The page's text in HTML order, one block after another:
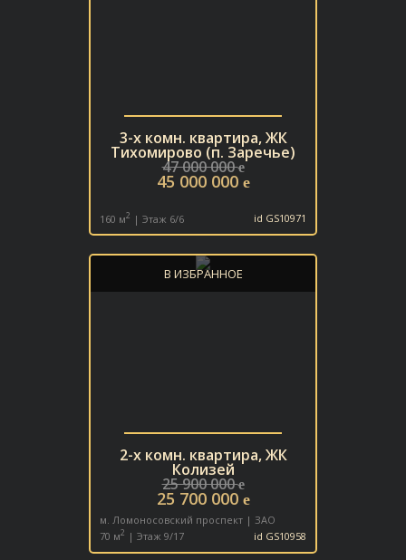
3-х комн. квартира, ЖК
Тихомирово (п. Заречье)
47 000 000e
45 000 000 e
160 м2 | Этаж 6/6 id GS10971
2-х комн. квартира, ЖК
Колизей
25 900 000e
25 700 000 e
м. Ломоносовский проспект | ЗАО
70 м2 | Этаж 9/17 id GS10958
В ИЗБРАННОЕ